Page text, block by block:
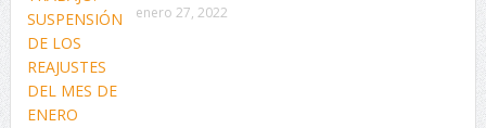
enero 27, 2022